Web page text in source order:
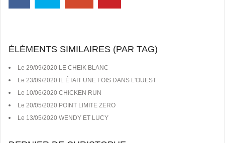
ÉLÉMENTS SIMILAIRES (PAR TAG)
Le 29/09/2020 LE CHEIK BLANC
Le 23/09/2020 IL ÉTAIT UNE FOIS DANS L'OUEST
Le 10/06/2020 CHICKEN RUN
Le 20/05/2020 POINT LIMITE ZERO
Le 13/05/2020 WENDY ET LUCY